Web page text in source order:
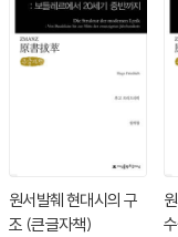
원서발췌 현대시의 구
조 (큰글자책)